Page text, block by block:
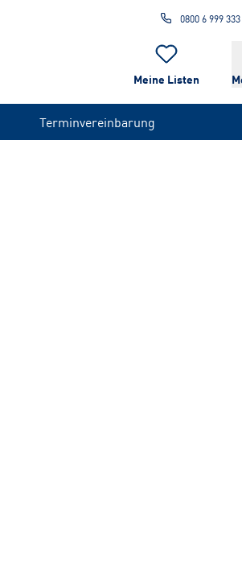
0800 6 999 333
Meine Listen
Terminvereinbarung